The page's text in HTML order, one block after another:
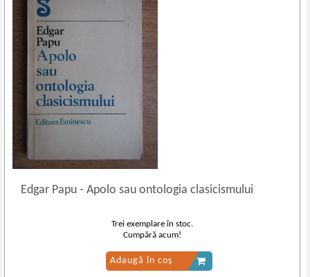
Edgar Papu- Apolo sau ontologia clasicismului
Trei exemplare în stoc.
Cumpără acum!
Adaugă în coș